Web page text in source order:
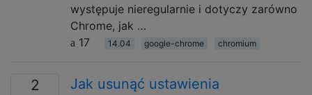
występuje nieregularnie i dotyczy zarówno
Chrome, jak …
17
14.04 google-chrome chromium
2
Jak usunąć ustawienia